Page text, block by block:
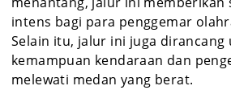
intens bagi para penggemar
Selain itu, jalur ini juga dirancang
kemampuan kendaraan dan
melewati medan yang berat.